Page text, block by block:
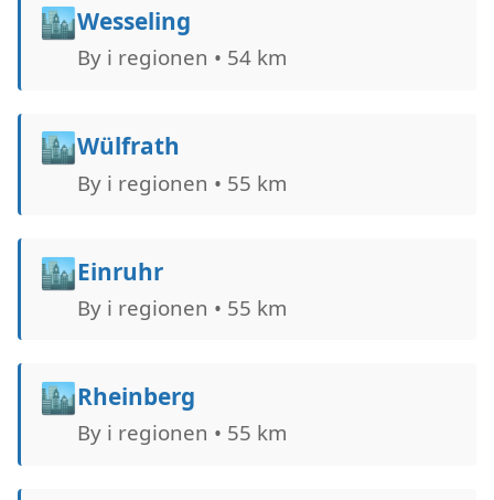
🏙️Wesseling
By i regionen • 54 km
🏙️Wülfrath
By i regionen • 55 km
🏙️Einruhr
By i regionen • 55 km
🏙️Rheinberg
By i regionen • 55 km